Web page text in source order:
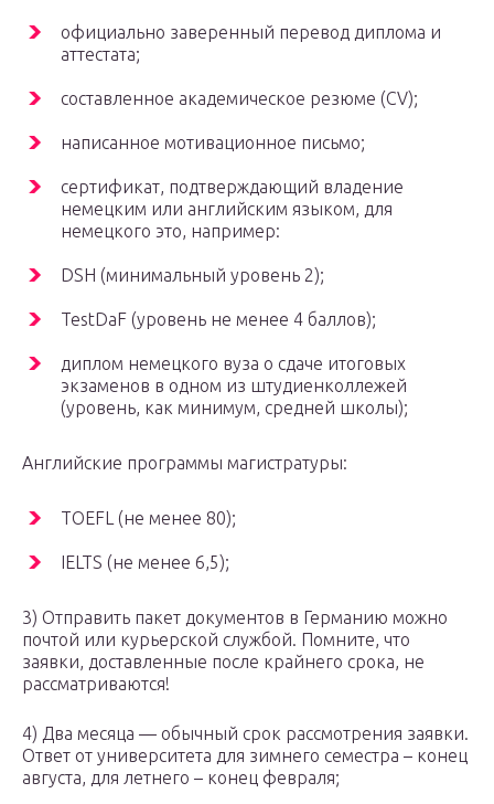
официально заверенный перевод диплома и
аттестата;
составленное академическое резюме (CV);
написанное мотивационное письмо;
сертификат, подтверждающий владение
немецким или английским языком, для
немецкого это, например:
DSH (минимальный уровень 2);
TestDaF (уровень не менее 4 баллов);
диплом немецкого вуза о сдаче итоговых
экзаменов в одном из штудиенколлежей
(уровень, как минимум, средней школы);
Английские программы магистратуры:
TOEFL (не менее 80);
IELTS (не менее 6,5);
3) Отправить пакет документов в Германию можно
почтой или курьерской службой. Помните, что
заявки, доставленные после крайнего срока, не
рассматриваются!
4) Два месяца — обычный срок рассмотрения заявки.
Ответ от университета для зимнего семестра – конец
августа, для летнего – конец февраля;